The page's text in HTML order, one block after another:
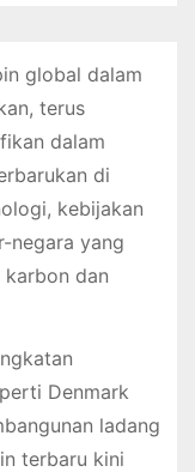
global dalam
terus
dalam
di
kebijakan
negara yang
dan
Denmark
ladang
terbaru kini